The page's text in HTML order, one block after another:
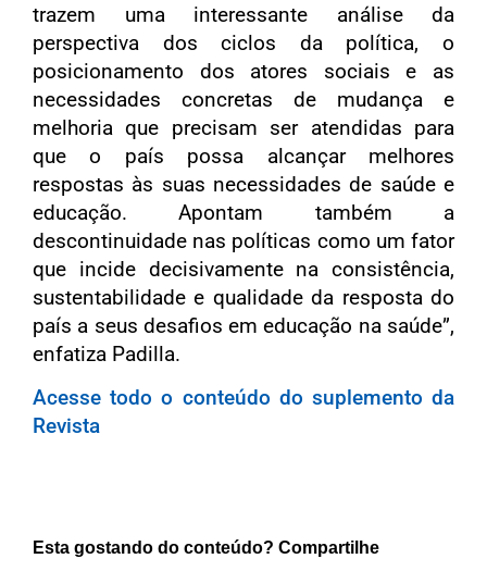
trazem uma interessante análise da
perspectiva dos ciclos da política, o
posicionamento dos atores sociais e as
necessidades concretas de mudança e
melhoria que precisam ser atendidas para
que o país possa alcançar melhores
respostas às suas necessidades de saúde e
educação. Apontam também a
descontinuidade nas políticas como um fator
que incide decisivamente na consistência,
sustentabilidade e qualidade da resposta do
país a seus desafios em educação na saúde”,
enfatiza Padilla.
Acesse todo o conteúdo do suplemento da
Revista
Esta gostando do conteúdo? Compartilhe